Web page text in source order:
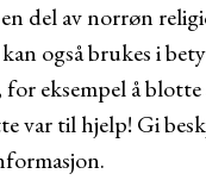
del av norrøn
også brukes i
for eksempel å
var til hjelp! Gi